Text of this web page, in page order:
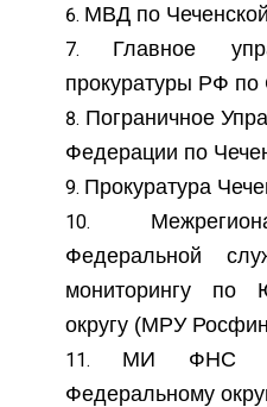
МВД по
Главное
прокуратуры РФ
Пограничное
Федерации по
Прокуратура
Федеральной
мониторингу по
округу (МРУ
МИ ФНС
Федеральному